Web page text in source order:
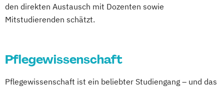
den direkten Austausch mit Dozenten sowie
Mitstudierenden schätzt.
Pflegewissenschaft
Pflegewissenschaft ist ein beliebter Studiengang – und das